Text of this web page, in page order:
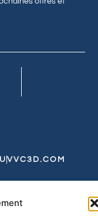
VVC3D.COM
Expédition et Livraison